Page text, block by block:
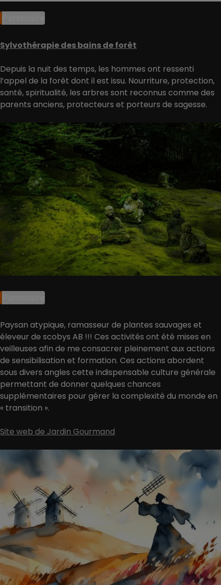
Sylvothérapie des bains de forêt
Depuis la nuit des temps, les hommes ont ressenti
l’appel de la forêt dont il est issu. Nourriture, protection,
santé, spiritualité, les arbres sont reconnus comme des
parents anciens, protecteurs et porteurs de sagesse.
Paysan atypique, ramasseur de plantes sauvages et
éleveur de scobys AB !!! Ces activités ont été mises en
veilleuses afin de me consacrer pleinement aux actions
de sensibilisation et formation. Ces actions abordent
sous divers angles cette indispensable culture générale
permettant de donner quelques chances
supplémentaires pour gérer la complexité du monde en
« transition ».
Site web de Jardin Gourmand